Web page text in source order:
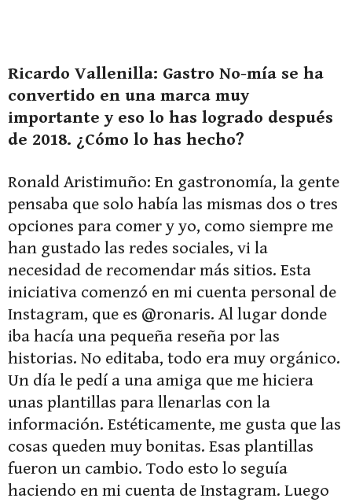
Ricardo Vallenilla: Gastro No-mía se ha
convertido en una marca muy
importante y eso lo has logrado después
de 2018. ¿Cómo lo has hecho?
Ronald Aristimuño: En gastronomía, la gente
pensaba que solo había las mismas dos o tres
opciones para comer y yo, como siempre me
han gustado las redes sociales, vi la
necesidad de recomendar más sitios. Esta
iniciativa comenzó en mi cuenta personal de
Instagram, que es @ronaris. Al lugar donde
iba hacía una pequeña reseña por las
historias. No editaba, todo era muy orgánico.
Un día le pedí a una amiga que me hiciera
unas plantillas para llenarlas con la
información. Estéticamente, me gusta que las
cosas queden muy bonitas. Esas plantillas
fueron un cambio. Todo esto lo seguía
haciendo en mi cuenta de Instagram. Luego